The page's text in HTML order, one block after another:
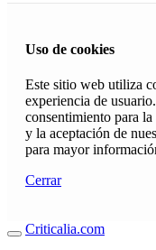
Uso de cookies
Este sitio web utiliza
experiencia de
consentimiento para
y la aceptación de
para mayor
Cerrar
Criticalia.com